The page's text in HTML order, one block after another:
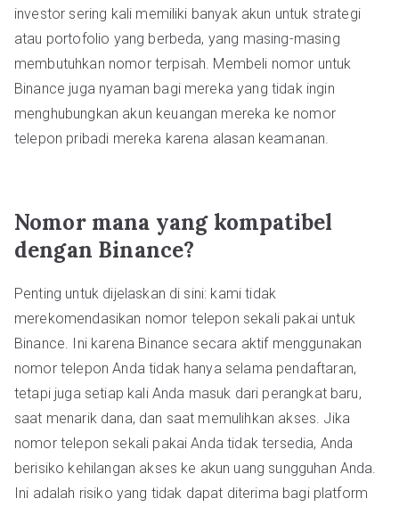
investor sering kali memiliki banyak akun untuk strategi
atau portofolio yang berbeda, yang masing-masing
membutuhkan nomor terpisah. Membeli nomor untuk
Binance juga nyaman bagi mereka yang tidak ingin
menghubungkan akun keuangan mereka ke nomor
telepon pribadi mereka karena alasan keamanan.
Nomor mana yang kompatibel
dengan Binance?
Penting untuk dijelaskan di sini: kami tidak
merekomendasikan nomor telepon sekali pakai untuk
Binance. Ini karena Binance secara aktif menggunakan
nomor telepon Anda tidak hanya selama pendaftaran,
tetapi juga setiap kali Anda masuk dari perangkat baru,
saat menarik dana, dan saat memulihkan akses. Jika
nomor telepon sekali pakai Anda tidak tersedia, Anda
berisiko kehilangan akses ke akun uang sungguhan Anda.
Ini adalah risiko yang tidak dapat diterima bagi platform